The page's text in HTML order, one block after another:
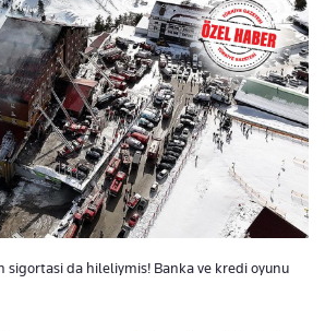
sigortasi da hileliymis! Banka ve kredi oyunu